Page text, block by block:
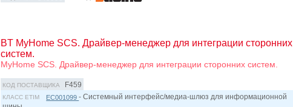
BT MyHome SCS. Драйвер-менеджер для интеграции сторонних
систем.
MyHome SCS. Драйвер-менеджер для интеграции сторонних систем.
КОД ПОСТАВЩИКА F459
КЛАСС ETIM EC001099- Системный интерфейс/медиа-шлюз для информационной